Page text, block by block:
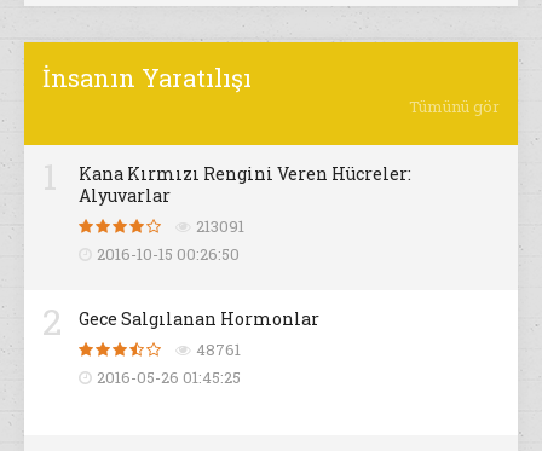
İnsanın Yaratılışı
Tümünü gör
Kana Kırmızı Rengini Veren Hücreler:
Alyuvarlar
213091
2016-10-15 00:26:50
2 Gece Salgılanan Hormonlar
48761
2016-05-26 01:45:25